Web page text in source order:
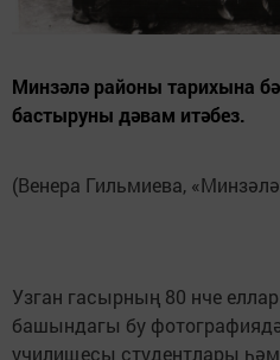
Минзәлә районы тарихына
бастыруны дәвам итәбез.
(Венера Гильмиева,
Узган гасырның 80 нче
башындагы бу
училищесы студентлары